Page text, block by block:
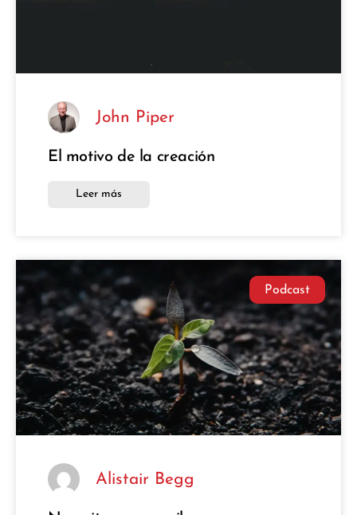
John Piper
El motivo de la creación
Leer más
Podcast
Alistair Begg